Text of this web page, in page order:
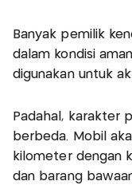
Banyak pemilik
dalam kondisi
digunakan untuk
Padahal, karakter
berbeda. Mobil
kilometer dengan
dan barang